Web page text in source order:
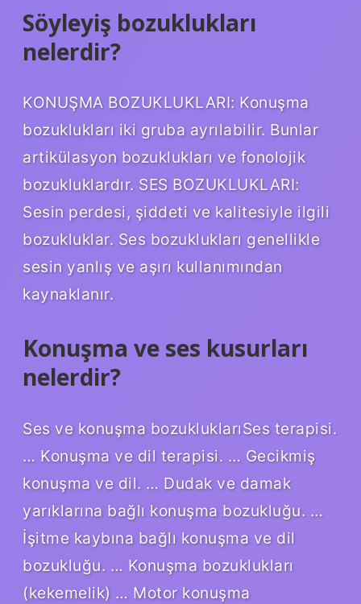
Söyleyiş bozuklukları
nelerdir?
KONUŞMA BOZUKLUKLARI: Konuşma
bozuklukları iki gruba ayrılabilir. Bunlar
artikülasyon bozuklukları ve fonolojik
bozukluklardır. SES BOZUKLUKLARI:
Sesin perdesi, şiddeti ve kalitesiyle ilgili
bozukluklar. Ses bozuklukları genellikle
sesin yanlış ve aşırı kullanımından
kaynaklanır.
Konuşma ve ses kusurları
nelerdir?
Ses ve konuşma bozukluklarıSes terapisi.
… Konuşma ve dil terapisi. … Gecikmiş
konuşma ve dil. … Dudak ve damak
yarıklarına bağlı konuşma bozukluğu. …
İşitme kaybına bağlı konuşma ve dil
bozukluğu. … Konuşma bozuklukları
(kekemelik) … Motor konuşma